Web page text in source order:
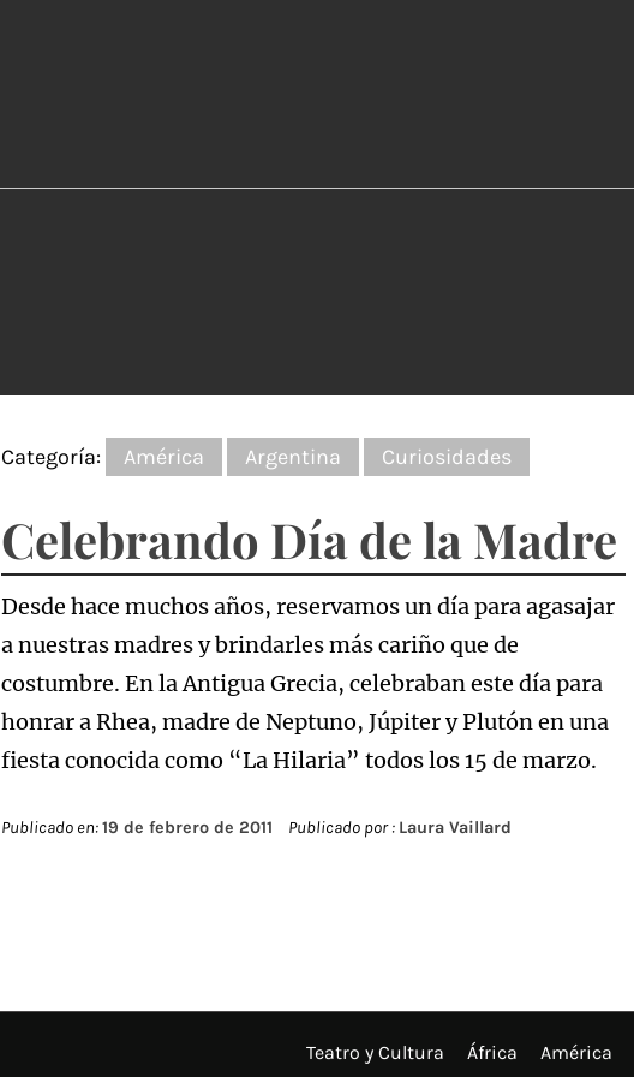
Categoría: América Argentina Curiosidades
Celebrando Día de la Madre
Desde hace muchos años, reservamos un día para agasajar
a nuestras madres y brindarles más cariño que de
costumbre. En la Antigua Grecia, celebraban este día para
honrar a Rhea, madre de Neptuno, Júpiter y Plutón en una
fiesta conocida como “La Hilaria” todos los 15 de marzo.
Publicado en:19 de febrero de 2011 Publicado por : Laura Vaillard
Teatro y Cultura África América